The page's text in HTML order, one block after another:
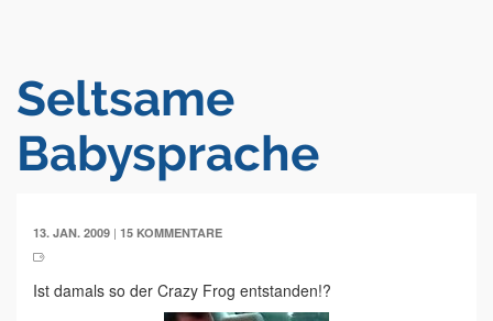
Seltsame
Babysprache
13. JAN. 2009 | 15 KOMMENTARE
Ist damals so der Crazy Frog entstanden!?